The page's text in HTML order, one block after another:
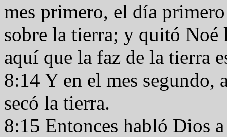
mes primero, el día primero
sobre la tierra; y quitó Noé
aquí que la faz de la tierra
8:14 Y en el mes segundo,
secó la tierra.
8:15 Entonces habló Dios